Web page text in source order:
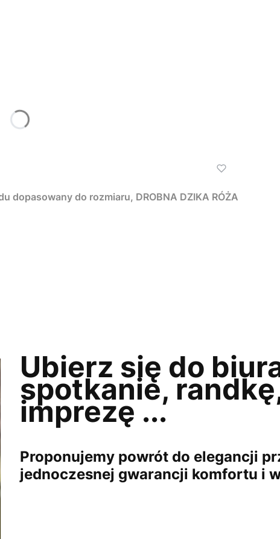
dopasowany do rozmiaru, DROBNA DZIKA RÓŻA
Ubierz się do
spotkanie,
imprezę ...
Proponujemy powrót do elegancji
jednoczesnej gwarancji komfortu i